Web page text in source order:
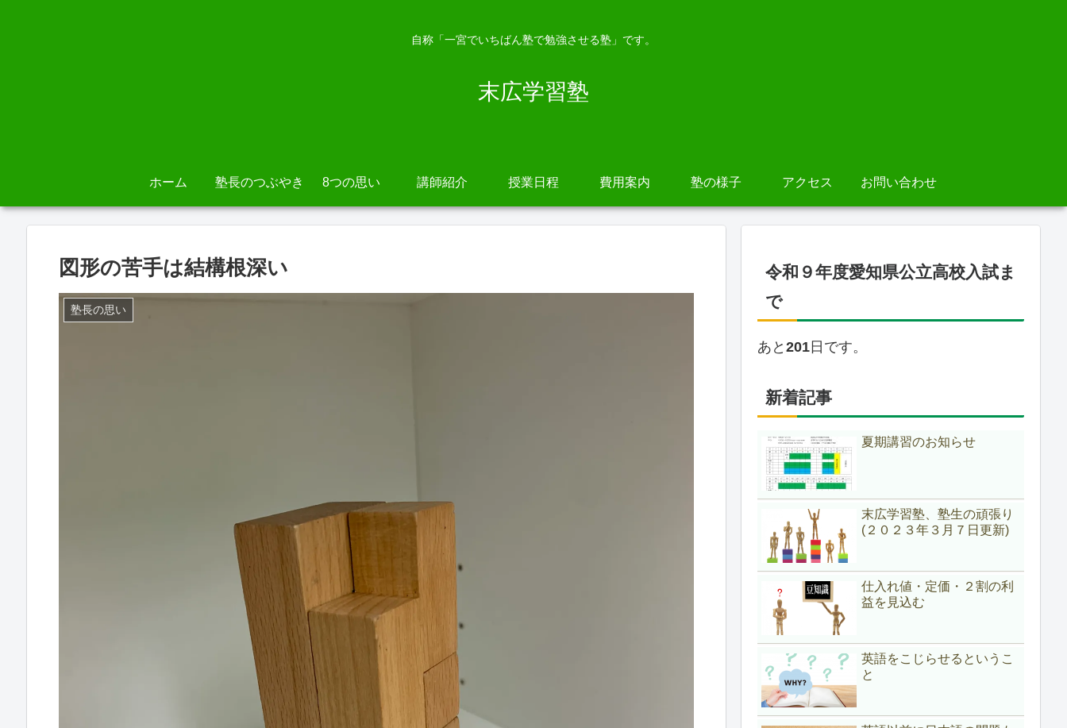
自称「一宮でいちばん塾で勉強させる塾」です。
末広学習塾
ホーム 塾長のつぶやき 8つの思い 講師紹介 授業日程 費用案内 塾の様子 アクセス お問い合わせ
図形の苦手は結構根深い
塾長の思い
令和９年度愛知県公立高校入試ま
で
あと 201 日です。
新着記事
夏期講習のお知らせ
末広学習塾、塾生の頑張り
(２０２３年３月７日更新)
仕入れ値・定価・２割の利
益を見込む
英語をこじらせるというこ
と